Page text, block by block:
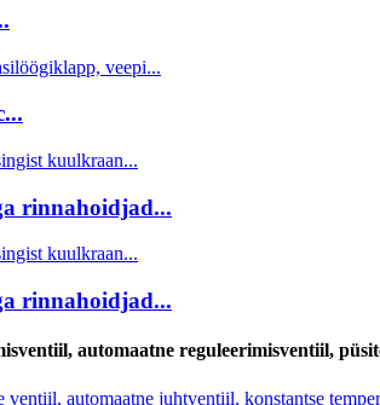
rinnahoidjad...
rinnahoidjad...
automaatne reguleerimisventiil,